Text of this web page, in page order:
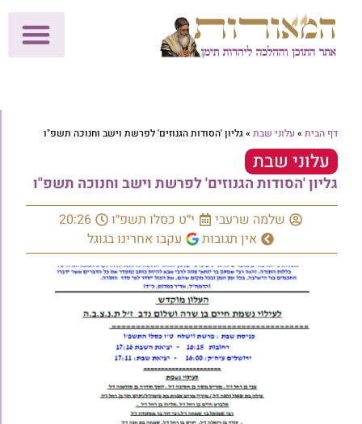
דף הבית » עלוני שבת »גליון 'הסודות הגנוזים' לפרשת וישב וחנוכה תשפ"ו
עלוני שבת
גליון 'הסודות הגנוזים' לפרשת וישב וחנוכה תשפ"ו
שלמה שרעבי י״ט כסלו תשפ״ו
20:26
אין תגובות
עקבו אחרינו בגוגל